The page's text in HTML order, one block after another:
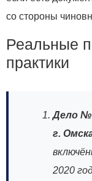
со стороны
Реальные
практики
Дело №
г.
2020